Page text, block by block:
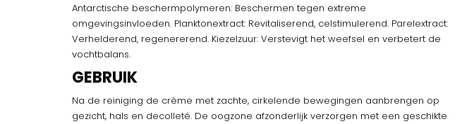
Antarctische beschermpolymeren: Beschermen tegen extreme
omgevingsinvloeden. Planktonextract: Revitaliserend, celstimulerend. Parelextract:
Verhelderend, regenererend. Kiezelzuur: Verstevigt het weefsel en verbetert de
vochtbalans.
GEBRUIK
Na de reiniging de crème met zachte, cirkelende bewegingen aanbrengen op
gezicht, hals en decolleté. De oogzone afzonderlijk verzorgen met een geschikte